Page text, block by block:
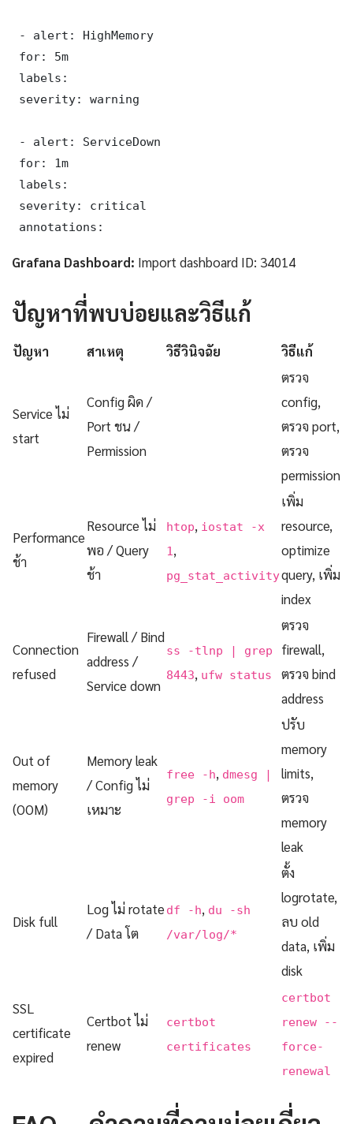
- alert: HighMemory
for: 5m
labels:
severity: warning
- alert: ServiceDown
for: 1m
labels:
severity: critical
annotations:
Grafana Dashboard: Import dashboard ID: 34014
ปัญหาที่พบบ่อยและวิธีแก้
ปัญหา สาเหตุ วิธีวินิจฉัย วิธีแก้
Service ไม่
start
Config ผิด /
Port ชน /
Permission
ตรวจ
config,
ตรวจ port,
ตรวจ
permission
Performance
ช้า
Resource ไม่
พอ / Query
ช้า
htop, iostat -x
1 ,
pg_stat_activity
เพิ่ม
resource,
optimize
query, เพิ่ม
index
Connection
refused
Firewall / Bind
address /
Service down
ss -tlnp | grep
8443, ufw status
ตรวจ
firewall,
ตรวจ bind
address
Out of
memory
(OOM)
Memory leak
/ Config ไม่
เหมาะ
free -h, dmesg |
grep -i oom
ปรับ
memory
limits,
ตรวจ
memory
leak
Disk full
Log ไม่ rotate
/ Data โต
df -h, du -sh
/var/log/*
ตั้ง
logrotate,
ลบ old
data, เพิ่ม
disk
SSL
certificate
expired
Certbot ไม่
renew
certbot
certificates
certbot
renew --
force-
renewal